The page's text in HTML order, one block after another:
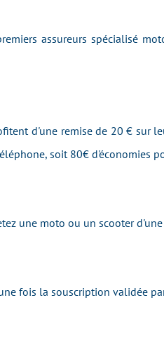
assureurs spécialisé
d'une remise de 20 € sur
soit 80€ d'économies
une moto ou un scooter
fois la souscription validée